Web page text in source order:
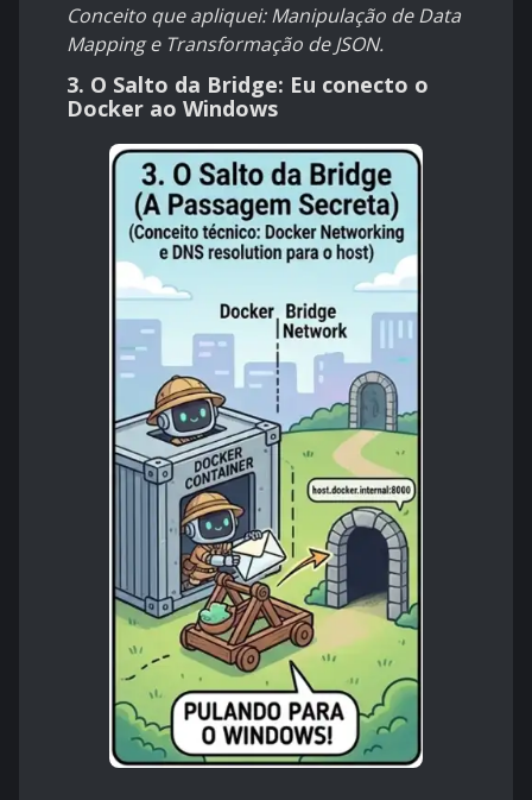
Conceito que apliquei: Manipulação de Data
Mapping e Transformação de JSON.
3. O Salto da Bridge: Eu conecto o
Docker ao Windows